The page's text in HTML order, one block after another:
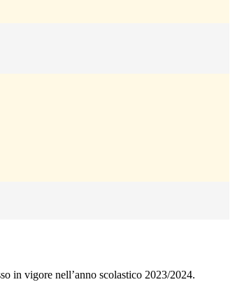
in vigore nell’anno scolastico 2023/2024.